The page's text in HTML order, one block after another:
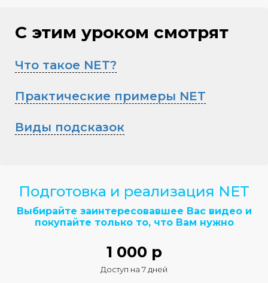
С этим уроком смотрят
Что такое NET?
Практические примеры NET
Виды подсказок
Подготовка и реализация NET
Выбирайте заинтересовавшее Вас видео и
покупайте только то, что Вам нужно
1 000 р
Доступ на 7 дней